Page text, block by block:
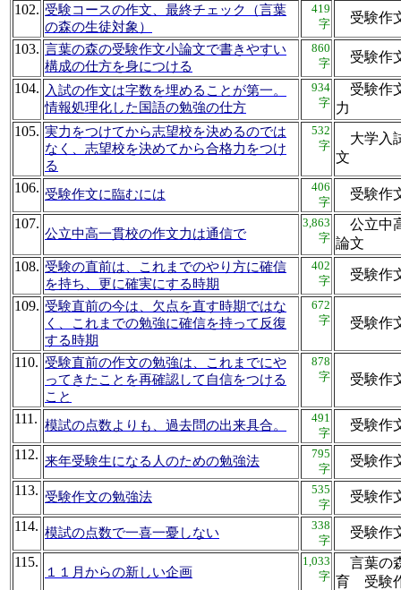
102. 受験コースの作文、最終チェック（言葉
の森の生徒対象）
419
字
受験
103. 言葉の森の受験作文小論文で書きやすい
構成の仕方を身につける
860
字
受験
104.
入試の作文は字数を埋めることが第一。
情報処理化した国語の勉強の仕方
934
字
受験作
力
105. 実力をつけてから志望校を決めるのでは
なく、志望校を決めてから合格力をつけ
る
532
字
大学入
文
106. 受験作文に臨むには
406
字
受験
107.
公立中高一貫校の作文力は通信で
3,863
字
公立中
論文
108. 受験の直前は、これまでのやり方に確信
を持ち、更に確実にする時期
402
字
受験
109. 受験直前の今は、欠点を直す時期ではな
く、これまでの勉強に確信を持って反復
する時期
672
字
受験
110. 受験直前の作文の勉強は、これまでにや
ってきたことを再確認して自信をつける
こと
878
字
受験
111. 模試の点数よりも、過去問の出来具合。
491
字
受験
112. 来年受験生になる人のための勉強法
795
字
受験
113. 受験作文の勉強法
535
字
受験
114. 模試の点数で一喜一憂しない
338
字
受験
115.
１１月からの新しい企画
1,033
字
言葉の
育 受